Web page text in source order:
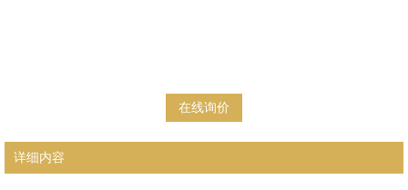
在线询价
详细内容